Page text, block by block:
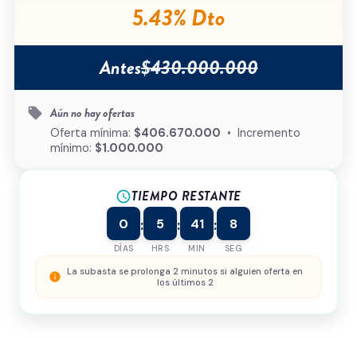
¿Cómo podemos ayudarte?
política de privacidady el
tratamiento de
Enviar solicitud
5.43% Dto
Antes$430.000.000
local_offer Aún no hay ofertas
Oferta mínima: $406.670.000 • Incremento
mínimo: $1.000.000
scheduleTIEMPO RESTANTE
0
DÍAS
: 5
HRS
: 41
MIN
: 8
SEG
info La subasta se prolonga 2 minutos si alguien oferta en
los últimos 2